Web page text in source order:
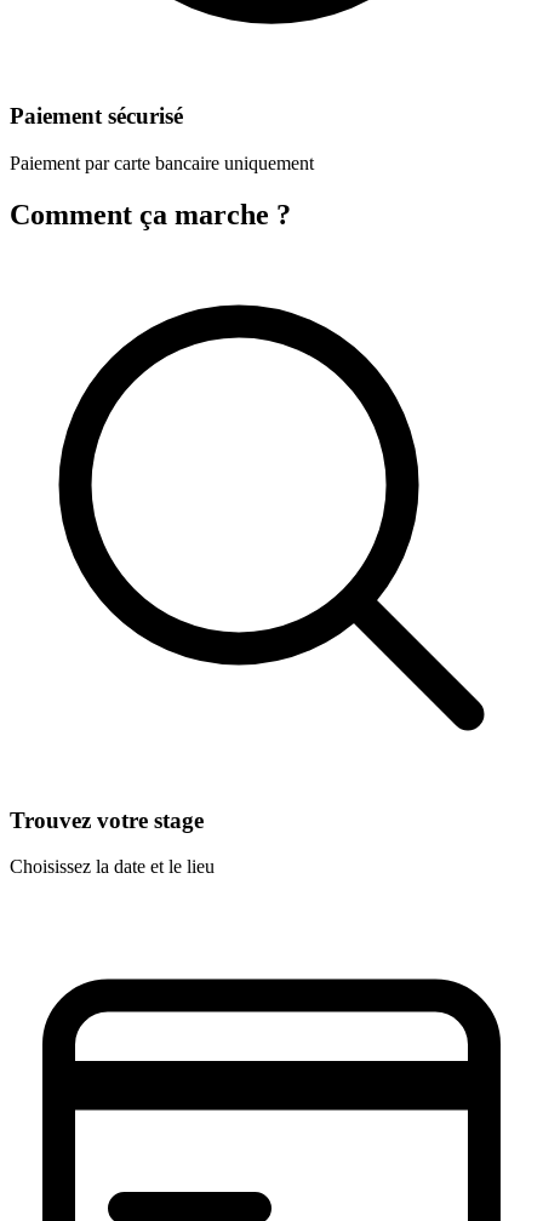
Paiement sécurisé
Paiement par carte bancaire uniquement
Comment ça marche ?
Trouvez votre stage
Choisissez la date et le lieu